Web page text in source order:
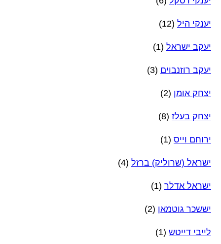
יענקי היל (12)
יעקב ישראל (1)
יעקב רוזנבוים (3)
יצחק אומן (2)
יצחק בעלז (8)
ירוחם וייס (1)
ישראל (שרוליק) ברזל (4)
ישראל אדלר (1)
יששכר גוטמאן (2)
לייבי דייטש (1)